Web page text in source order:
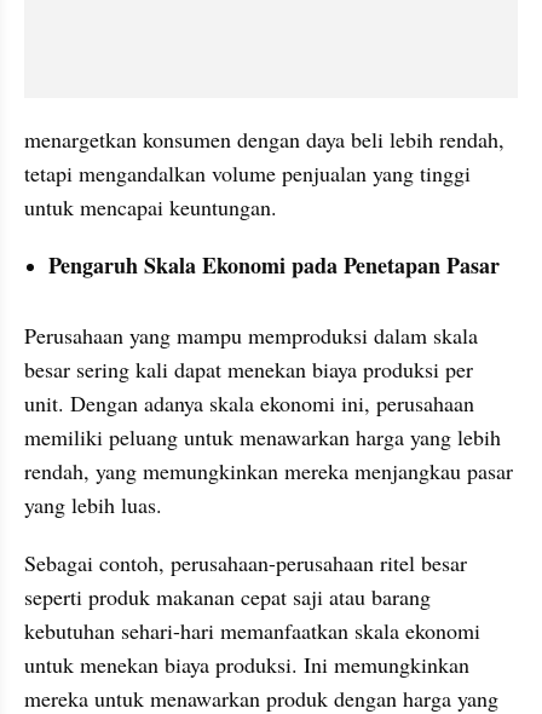
menargetkan konsumen dengan daya beli lebih rendah,
tetapi mengandalkan volume penjualan yang tinggi
untuk mencapai keuntungan.
Pengaruh Skala Ekonomi pada Penetapan Pasar
Perusahaan yang mampu memproduksi dalam skala
besar sering kali dapat menekan biaya produksi per
unit. Dengan adanya skala ekonomi ini, perusahaan
memiliki peluang untuk menawarkan harga yang lebih
rendah, yang memungkinkan mereka menjangkau pasar
yang lebih luas.
Sebagai contoh, perusahaan-perusahaan ritel besar
seperti produk makanan cepat saji atau barang
kebutuhan sehari-hari memanfaatkan skala ekonomi
untuk menekan biaya produksi. Ini memungkinkan
mereka untuk menawarkan produk dengan harga yang